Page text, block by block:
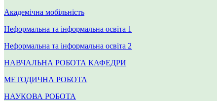
Академічна мобільність
Неформальна та інформальна освіта 1
Неформальна та інформальна освіта 2
НАВЧАЛЬНА РОБОТА КАФЕДРИ
МЕТОДИЧНА РОБОТА
НАУКОВА РОБОТА